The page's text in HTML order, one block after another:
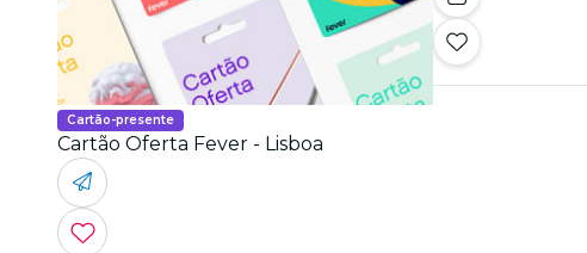
Cartão-presente
Cartão Oferta Fever - Lisboa